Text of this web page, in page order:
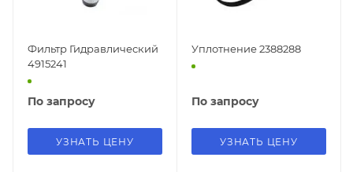
Фильтр Гидравлический
4915241
По запросу
УЗНАТЬ ЦЕНУ
Уплотнение 2388288
По запросу
УЗНАТЬ ЦЕНУ